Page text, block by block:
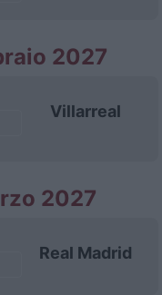
2027
Villarreal
2027
Real Madrid